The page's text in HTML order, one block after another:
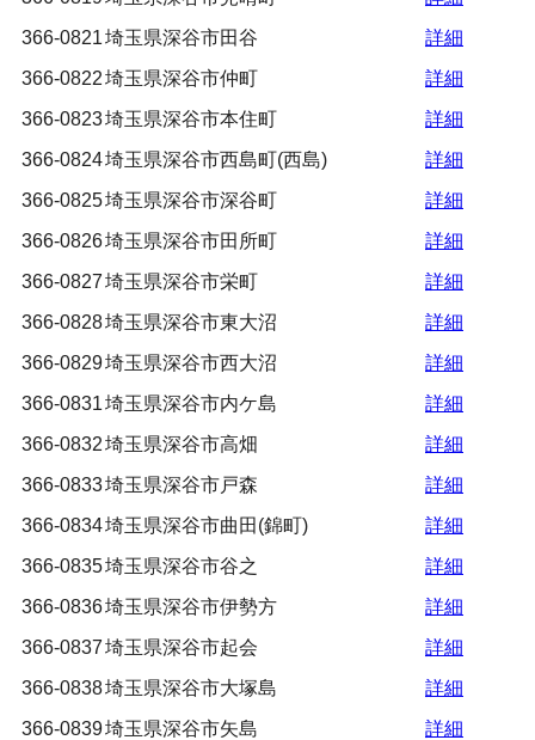
366-0821埼玉県深谷市田谷
詳細
366-0822埼玉県深谷市仲町
詳細
366-0823埼玉県深谷市本住町
詳細
366-0824埼玉県深谷市西島町(西島)
詳細
366-0825埼玉県深谷市深谷町
詳細
366-0826埼玉県深谷市田所町
詳細
366-0827埼玉県深谷市栄町
詳細
366-0828埼玉県深谷市東大沼
詳細
366-0829埼玉県深谷市西大沼
詳細
366-0831埼玉県深谷市内ケ島
詳細
366-0832埼玉県深谷市高畑
詳細
366-0833埼玉県深谷市戸森
詳細
366-0834埼玉県深谷市曲田(錦町)
詳細
366-0835埼玉県深谷市谷之
詳細
366-0836埼玉県深谷市伊勢方
詳細
366-0837埼玉県深谷市起会
詳細
366-0838埼玉県深谷市大塚島
詳細
366-0839埼玉県深谷市矢島
詳細